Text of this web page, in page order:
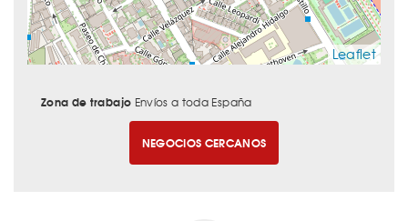
Leaflet
Zona de trabajo Envíos a toda España
NEGOCIOS CERCANOS